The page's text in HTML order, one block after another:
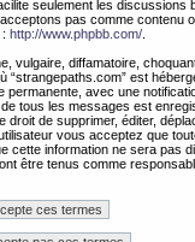
seulement les
pas comme contenu
http://www.phpbb.com/
vulgaire, diffamatoire,
est
avec une
tous les messages est
de supprimer, éditer,
vous acceptez que
cette information ne sera pas
être tenus comme